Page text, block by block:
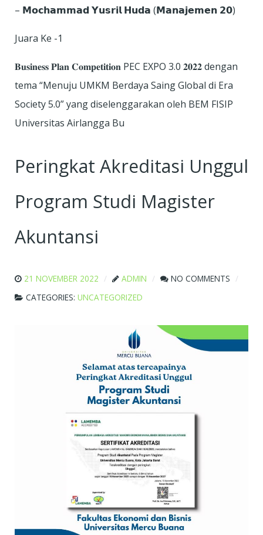
– 𝗠𝗼𝗰𝗵𝗮𝗺𝗺𝗮𝗱 𝗬𝘂𝘀𝗿𝗶𝗹 𝗛𝘂𝗱𝗮 (𝗠𝗮𝗻𝗮𝗷𝗲𝗺𝗲𝗻 𝟮𝟬)
Juara Ke -1
𝐁𝐮𝐬𝐢𝐧𝐞𝐬𝐬 𝐏𝐥𝐚𝐧 𝐂𝐨𝐦𝐩𝐞𝐭𝐢𝐭𝐢𝐨𝐧 PEC EXPO 3.0 𝟐𝟎𝟐𝟐 dengan
tema “Menuju UMKM Berdaya Saing Global di Era
Society 5.0” yang diselenggarakan oleh BEM FISIP
Universitas Airlangga Bu
Peringkat Akreditasi Unggul
Program Studi Magister
Akuntansi
21 NOVEMBER 2022 ADMIN
NO COMMENTS
CATEGORIES: UNCATEGORIZED